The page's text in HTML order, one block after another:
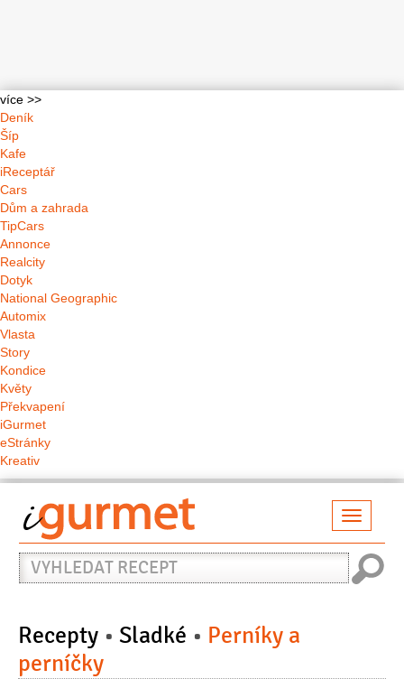
více >>
Deník
Šíp
Kafe
iReceptář
Cars
Dům a zahrada
TipCars
Annonce
Realcity
Dotyk
National Geographic
Automix
Vlasta
Story
Kondice
Květy
Překvapení
iGurmet
eStránky
Kreativ
Vyhledat
recept
Recepty Sladké
Perníky a
perníčky